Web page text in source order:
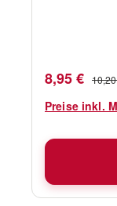
8,95 €
Preise inkl.